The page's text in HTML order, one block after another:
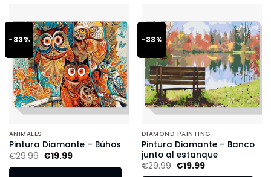
-33%
ANIMALES
Pintura Diamante – Búhos
€29.99 €19.99
-33%
DIAMOND PAINTING
Pintura Diamante – Banco
junto al estanque
€29.99 €19.99